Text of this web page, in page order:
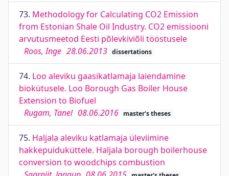
73. Methodology for Calculating CO2 Emission
from Estonian Shale Oil Industry. CO2 emissiooni
arvutusmeetod Eesti põlevkiviõli tööstusele
Roos, Inge 28.06.2013 dissertations
74. Loo aleviku gaasikatlamaja laiendamine
biokütusele. Loo Borough Gas Boiler House
Extension to Biofuel
Rugam, Tanel 08.06.2016 master's theses
75. Haljala aleviku katlamaja üleviimine
hakkepuiduküttele. Haljala borough boilerhouse
conversion to woodchips combustion